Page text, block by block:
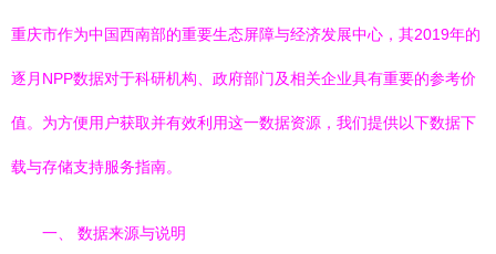
重庆市作为中国西南部的重要生态屏障与经济发展中心，其2019年的
逐月NPP数据对于科研机构、政府部门及相关企业具有重要的参考价
值。为方便用户获取并有效利用这一数据资源，我们提供以下数据下
载与存储支持服务指南。
一、 数据来源与说明